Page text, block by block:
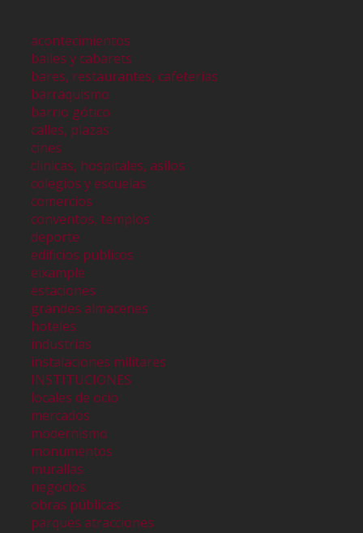
acontecimientos
bailes y cabarets
bares, restaurantes, cafeterías
barraquismo
barrio gótico
calles, plazas
cines
clinicas, hospitales, asilos
colegios y escuelas
comercios
conventos, templos
deporte
edificios publicos
eixample
estaciones
grandes almacenes
hoteles
industrias
instalaciones militares
INSTITUCIONES
locales de ocio
mercados
modernismo
monumentos
murallas
negocios
obras públicas
parques atracciones